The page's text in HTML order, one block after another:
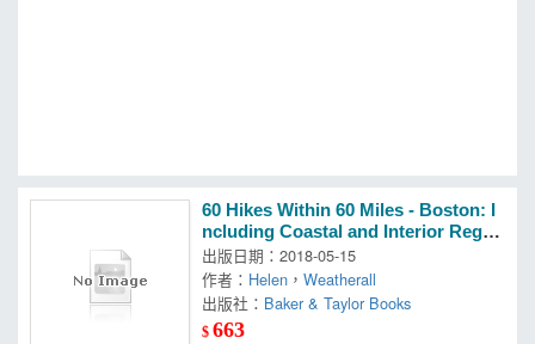
60 Hikes Within 60 Miles - Boston: I
ncluding Coastal and Interior Regio
ns, and New Hampshire
出版日期：2018-05-15
作者： Helen ，Weatherall
出版社： Baker & Taylor Books
$663